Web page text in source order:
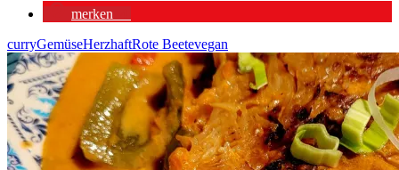
Curry:
One
Pot
Rezept
merken
curryGemüseHerzhaftRote Beetevegan